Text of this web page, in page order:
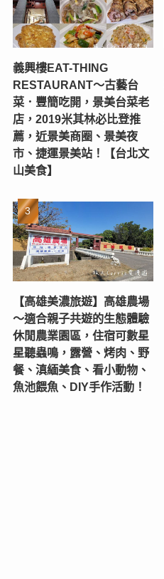
義興樓EAT-THING
RESTAURANT〜古藝台
菜．豐簡吃開，景美台菜老
店，2019米其林必比登推
薦，近景美商圈、景美夜
市、捷運景美站！【台北文
山美食】
【高雄美濃旅遊】高雄農場
〜適合親子共遊的生態體驗
休閒農業園區，住宿可數星
星聽蟲鳴，露營、烤肉、野
餐、滇緬美食、看小動物、
魚池餵魚、DIY手作活動！